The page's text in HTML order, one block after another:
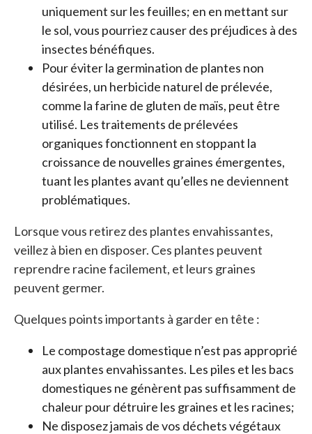
uniquement sur les feuilles; en en mettant sur
le sol, vous pourriez causer des préjudices à des
insectes bénéfiques.
Pour éviter la germination de plantes non
désirées, un herbicide naturel de prélevée,
comme la farine de gluten de maïs, peut être
utilisé. Les traitements de prélevées
organiques fonctionnent en stoppant la
croissance de nouvelles graines émergentes,
tuant les plantes avant qu’elles ne deviennent
problématiques.
Lorsque vous retirez des plantes envahissantes,
veillez à bien en disposer. Ces plantes peuvent
reprendre racine facilement, et leurs graines
peuvent germer.
Quelques points importants à garder en tête :
Le compostage domestique n’est pas approprié
aux plantes envahissantes. Les piles et les bacs
domestiques ne génèrent pas suffisamment de
chaleur pour détruire les graines et les racines;
Ne disposez jamais de vos déchets végétaux